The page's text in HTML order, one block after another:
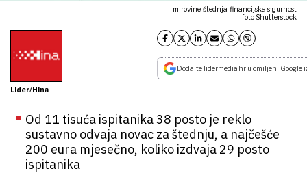
mirovine, štednja, financijska sigurnost
foto Shutterstock
Lider/Hina
Dodajte lidermedia.hr u omiljeni Google
Od 11 tisuća ispitanika 38 posto je reklo
sustavno odvaja novac za štednju, a najčešće
200 eura mjesečno, koliko izdvaja 29 posto
ispitanika